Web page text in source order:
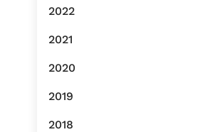
2022
2021
2020
2019
2018